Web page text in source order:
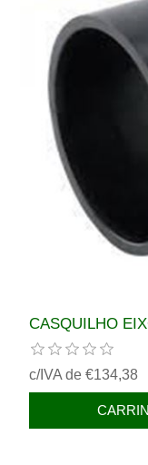
CASQUILHO
c/IVA de €134,38